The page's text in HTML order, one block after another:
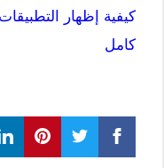
كيفية إظهار
كامل